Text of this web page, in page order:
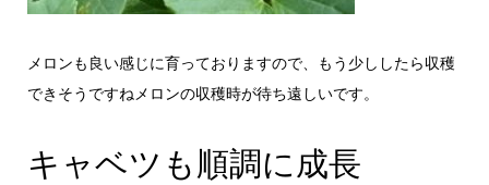
メロンも良い感じに育っておりますので、もう少ししたら収穫
できそうですねメロンの収穫時が待ち遠しいです。
キャベツも順調に成長